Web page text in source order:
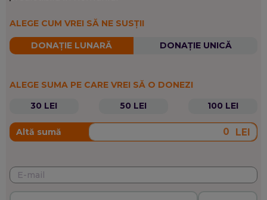
ALEGE CUM VREI SĂ NE SUSȚII
DONAȚIE LUNARĂ DONAȚIE UNICĂ
ALEGE SUMA PE CARE VREI SĂ O DONEZI
30 LEI
50 LEI 100 LEI
Altă sumă LEI